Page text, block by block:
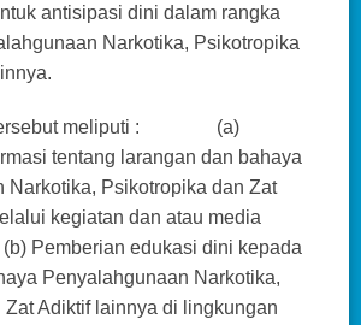
antisipasi dini dalam rangka
Narkotika, Psikotropika
tersebut meliputi : (a)
tentang larangan dan bahaya
Narkotika, Psikotropika dan Zat
kegiatan dan atau media
edukasi dini kepada
Penyalahgunaan Narkotika,
Zat Adiktif lainnya di lingkungan